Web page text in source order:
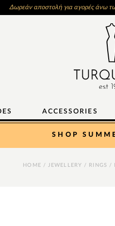
Δωρεάν αποστολή για αγορές άνω
ACCESSORIES
SHOP
HOME / JEWELLERY / RINGS /